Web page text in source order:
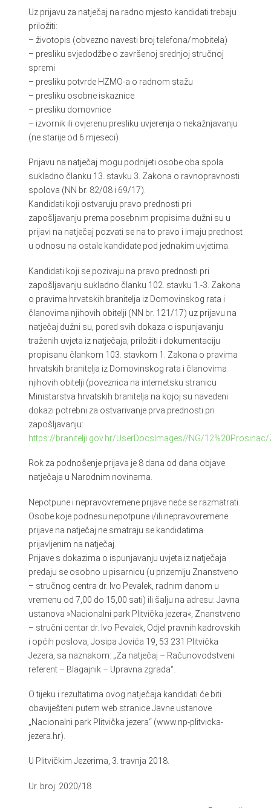
Uz prijavu za natječaj na radno mjesto kandidati trebaju
priložiti:
– životopis (obvezno navesti broj telefona/mobitela)
– presliku svjedodžbe o završenoj srednjoj stručnoj
spremi
– presliku potvrde HZMO-a o radnom stažu
– presliku osobne iskaznice
– presliku domovnice
– izvornik ili ovjerenu presliku uvjerenja o nekažnjavanju
(ne starije od 6 mjeseci)
Prijavu na natječaj mogu podnijeti osobe oba spola
sukladno članku 13. stavku 3. Zakona o ravnopravnosti
spolova (NN br. 82/08 i 69/17).
Kandidati koji ostvaruju pravo prednosti pri
zapošljavanju prema posebnim propisima dužni su u
prijavi na natječaj pozvati se na to pravo i imaju prednost
u odnosu na ostale kandidate pod jednakim uvjetima.
Kandidati koji se pozivaju na pravo prednosti pri
zapošljavanju sukladno članku 102. stavku 1.-3. Zakona
o pravima hrvatskih branitelja iz Domovinskog rata i
članovima njihovih obitelji (NN br. 121/17) uz prijavu na
natječaj dužni su, pored svih dokaza o ispunjavanju
traženih uvjeta iz natječaja, priložiti i dokumentaciju
propisanu člankom 103. stavkom 1. Zakona o pravima
hrvatskih branitelja iz Domovinskog rata i članovima
njihovih obitelji (poveznica na internetsku stranicu
Ministarstva hrvatskih branitelja na kojoj su navedeni
dokazi potrebni za ostvarivanje prva prednosti pri
zapošljavanju:
https://branitelji.gov.hr/UserDocsImages//NG/
Rok za podnošenje prijava je 8 dana od dana objave
natječaja u Narodnim novinama.
Nepotpune i nepravovremene prijave neće se razmatrati.
Osobe koje podnesu nepotpune i/ili nepravovremene
prijave na natječaj ne smatraju se kandidatima
prijavljenim na natječaj.
Prijave s dokazima o ispunjavanju uvjeta iz natječaja
predaju se osobno u pisarnicu (u prizemlju Znanstveno
– stručnog centra dr. Ivo Pevalek, radnim danom u
vremenu od 7,00 do 15,00 sati) ili šalju na adresu: Javna
ustanova »Nacionalni park Plitvička jezera«, Znanstveno
– stručni centar dr. Ivo Pevalek, Odjel pravnih kadrovskih
i općih poslova, Josipa Jovića 19, 53 231 Plitvička
Jezera, sa naznakom: „Za natječaj – Računovodstveni
referent – Blagajnik – Upravna zgrada“.
O tijeku i rezultatima ovog natječaja kandidati će biti
obaviješteni putem web stranice Javne ustanove
„Nacionalni park Plitvička jezera“ (www.np-plitvicka-
jezera.hr).
U Plitvičkim Jezerima, 3. travnja 2018.
Ur. broj: 2020/18